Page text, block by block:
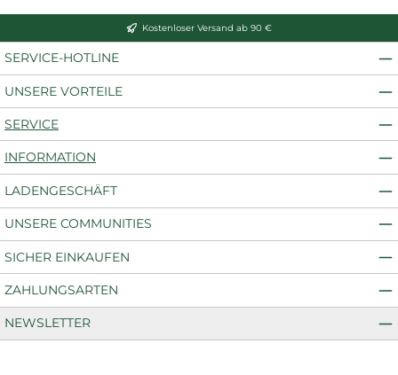
Kostenloser Versand ab 90 €
SERVICE-HOTLINE
UNSERE VORTEILE
SERVICE
INFORMATION
LADENGESCHÄFT
UNSERE COMMUNITIES
SICHER EINKAUFEN
ZAHLUNGSARTEN
NEWSLETTER